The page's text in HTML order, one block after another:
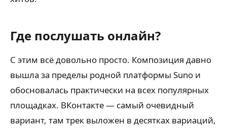
Где послушать онлайн?
С этим всё довольно просто. Композиция давно
вышла за пределы родной платформы Suno и
обосновалась практически на всех популярных
площадках. ВКонтакте — самый очевидный
вариант, там трек выложен в десятках вариаций,